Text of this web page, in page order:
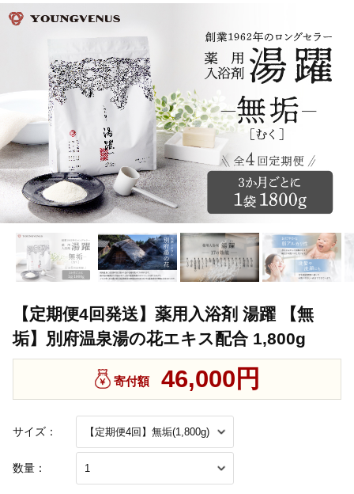
【定期便4回発送】薬用入浴剤 湯躍 【無
垢】別府温泉湯の花エキス配合 1,800g
サイズ：
数量：
寄付額 46,000円